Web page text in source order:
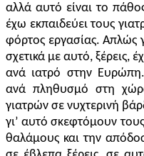
αλλά αυτό είναι το
έχω εκπαιδεύει τους
φόρτος εργασίας. Απλώς
σχετικά με αυτό,
ανά ιατρό στην
ανά πληθυσμό στη
γιατρών σε νυχτερινή
γι’ αυτό σκεφτόμουν
θαλάμους και την